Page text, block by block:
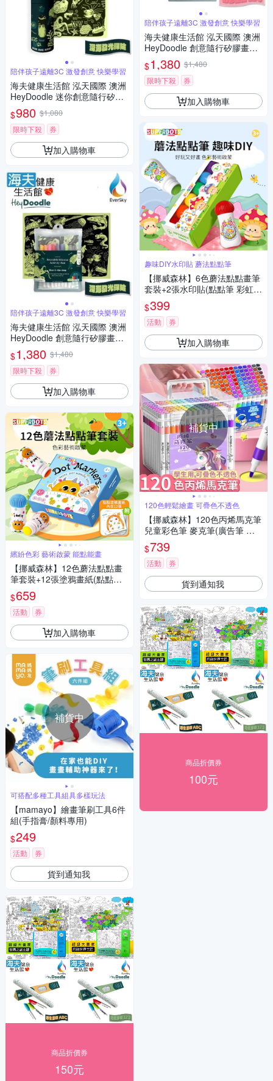
陪伴孩子遠離3C 激發創意 快樂學習
海夫健康生活館 泓天國際 澳洲
HeyDoodle 迷你創意隨行矽膠
畫墊 深海發光探險
$980 $1,080
限時下殺
券
加入購物車
陪伴孩子遠離3C 激發創意 快樂學習
海夫健康生活館 泓天國際 澳洲
HeyDoodle 創意隨行矽膠畫墊
深海發光探險
$1,380 $1,480
限時下殺
券
加入購物車
繽紛色彩 藝術啟蒙 能點能畫
【挪威森林】12色蘑法點點畫
筆套裝+12張塗鴉畫紙(點點筆
彩虹色 彩色筆 畫畫筆 塗鴉筆)
$659
活動 券
加入購物車
補貨中
可搭配多種工具組具多樣玩法
【mamayo】繪畫筆刷工具6件
組(手指膏/顏料專用)
$249
活動 券
貨到通知我
商品折價券
150元
陪伴孩子遠離3C 激發創意 快樂學習
海夫健康生活館 泓天國際 澳洲
HeyDoodle 創意隨行矽膠畫墊
幻彩童話 123
$1,380 $1,480
限時下殺
券
加入購物車
趣味DIY水印貼 蘑法點點筆
【挪威森林】6色蘑法點點畫筆
套裝+2張水印貼(點點筆 彩虹色
彩色筆 畫畫筆 塗鴉筆)
$399
活動 券
加入購物車
補貨中
120色輕鬆繪畫 可疊色不透色
【挪威森林】120色丙烯馬克筆
兒童彩色筆 麥克筆(廣告筆 塗
鴉筆 畫畫筆 美術筆 加量油墨
可疊色不透色)
$739
活動 券
貨到通知我
商品折價券
100元